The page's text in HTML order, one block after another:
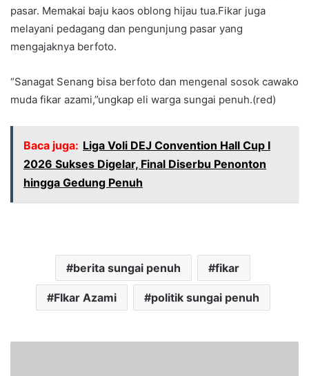
pasar. Memakai baju kaos oblong hijau tua.Fikar juga
melayani pedagang dan pengunjung pasar yang
mengajaknya berfoto.
“Sanagat Senang bisa berfoto dan mengenal sosok cawako
muda fikar azami,”ungkap eli warga sungai penuh.(red)
Baca juga: Liga Voli DEJ Convention Hall Cup I
2026 Sukses Digelar, Final Diserbu Penonton
hingga Gedung Penuh
berita sungai penuh fikar
FIkar Azami politik sungai penuh